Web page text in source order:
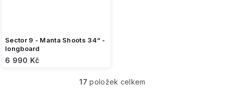
Sector 9 - Manta Shoots 34“ -
longboard
6 990 Kč
O
17 položek celkem